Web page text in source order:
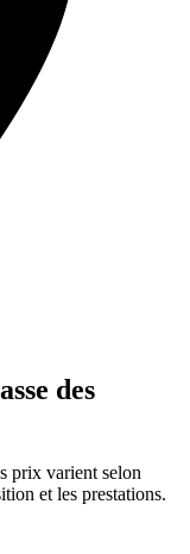
des
prix varient selon
et les prestations.